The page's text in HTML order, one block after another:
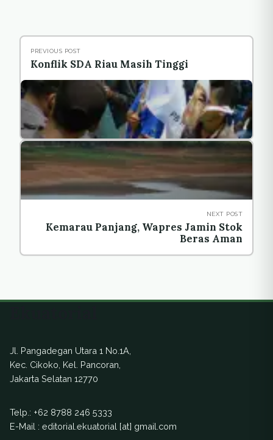
PREVIOUS POST
Konflik SDA Riau Masih Tinggi
NEXT POST
Kemarau Panjang, Wapres Jamin Stok
Beras Aman
Jl. Pangadegan Utara 1 No.1A,
Kec. Cikoko, Kel. Pancoran,
Jakarta Selatan 12770
Telp.: +62 8788 246 5333
E-Mail : editorial.ekuatorial [at] gmail.com